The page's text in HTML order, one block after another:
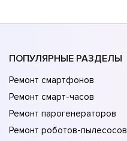
ПОПУЛЯРНЫЕ РАЗДЕЛЫ
Ремонт смартфонов
Ремонт смарт-часов
Ремонт парогенераторов
Ремонт роботов-пылесосов